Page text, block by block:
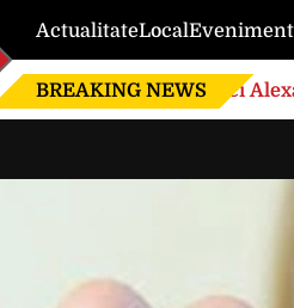
ActualitateLocal
BREAKING NEWS Nici
de